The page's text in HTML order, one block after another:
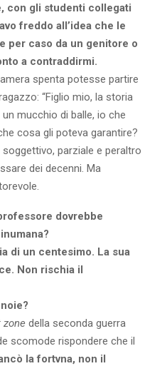
con gli studenti collegati
freddo all’idea che le
per caso da un genitore o
a contraddirmi.
spenta potesse partire
“Figlio mio, la storia
mucchio di balle, io che
cosa gli poteva garantire?
parziale e peraltro
dei decenni. Ma
dovrebbe
di un centesimo. La sua
Non rischia il
della seconda guerra
scomode rispondere che il
la fortvna, non il